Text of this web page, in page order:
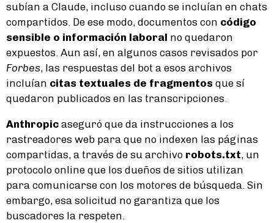
subían a Claude, incluso cuando se incluían en chats
compartidos. De ese modo, documentos con código
sensible o información laboral no quedaron
expuestos. Aun así, en algunos casos revisados por
Forbes, las respuestas del bot a esos archivos
incluían citas textuales de fragmentos que sí
quedaron publicados en las transcripciones.
Anthropic aseguró que da instrucciones a los
rastreadores web para que no indexen las páginas
compartidas, a través de su archivo robots.txt, un
protocolo online que los dueños de sitios utilizan
para comunicarse con los motores de búsqueda. Sin
embargo, esa solicitud no garantiza que los
buscadores la respeten.